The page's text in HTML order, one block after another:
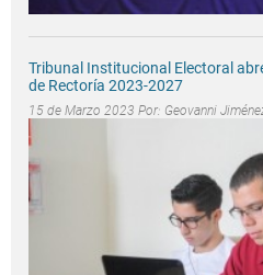
Tribunal Institucional Electoral
de Rectoría 2023-2027
15 de Marzo 2023 Por: Geovanni